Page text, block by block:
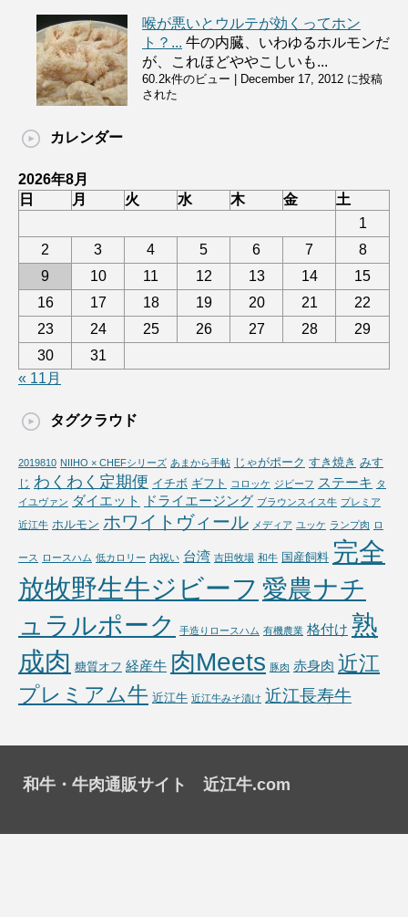
喉が悪いとウルテが効くってホン
ト？... 牛の内臓、いわゆるホルモンだ
が、これほどややこしいも...
60.2k件のビュー
December 17, 2012 に投稿
された
カレンダー
2026年8月
日
月 火 水 木 金
土
1
2
3 4 5 6 7
8
9
10 11 12 13 14
15
16
17 18 19 20 21
22
23
24 25 26 27 28
29
30
31
« 11月
タグクラウド
2019810 NIIHO × CHEFシリーズ あまから手帖 じゃがポーク すき焼き みす
じ わくわく定期便 イチボ ギフト コロッケ ジビーフ ステーキ タ
イユヴァン ダイエット ドライエージング ブラウンスイス牛 プレミア
近江牛 ホルモン ホワイトヴィール メディア ユッケ ランプ肉 ロ
ース ロースハム 低カロリー 内祝い 台湾 吉田牧場 和牛 国産飼料 完全
放牧野生牛ジビーフ 愛農ナチ
ュラルポーク
手造りロースハム 有機農業 格付け 熟
成肉 糖質オフ 経産牛 肉Meets 豚肉 赤身肉 近江
プレミアム牛 近江牛 近江牛みそ漬け 近江長寿牛
和牛・牛肉通販サイト 近江牛.com